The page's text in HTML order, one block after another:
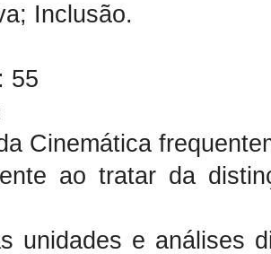
Inclusão.
55
Cinemática
ao tratar da
unidades e análises